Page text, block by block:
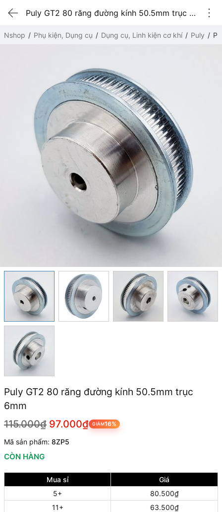
Puly GT2 80 răng đường kính 50.5mm trục 6mm
Nshop Phụ kiện, Dụng cụ Dụng cụ, Linh kiện cơ khí Puly
Puly GT2 80 răng đường kính 50.5mm trục
6mm
115.000₫ 97.000₫ GIẢM16%
Mã sản phẩm: 8ZP5
CÒN HÀNG
Mua sỉ
Giá
5+
80.500₫
11+
63.500₫